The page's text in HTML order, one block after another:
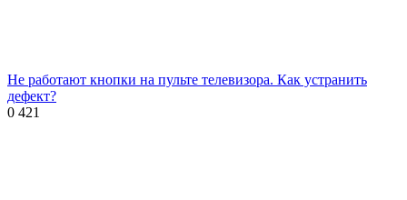
Не работают кнопки на пульте телевизора. Как устранить
дефект?
0 421